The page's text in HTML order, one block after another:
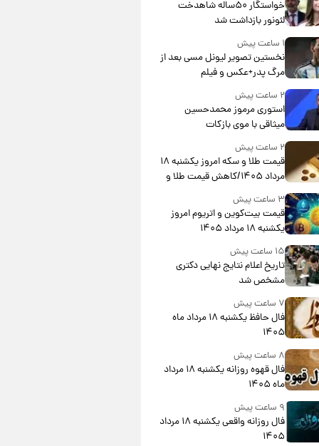
خواستگار ۵۰ساله شاهدخت
لئونور بازداشت شد
۱ ساعت پیش
نخستین تصویر لیونل مسی بعد از
مرگ پدر+عکس و فیلم
۲ ساعت پیش
استوری مرموز محمدحسین
میثاقی با موی بازکات
۲ ساعت پیش
قیمت طلا و سکه امروز یکشنبه ۱۸
مرداد ۱۴۰۵/کاهش قیمت طلا و
۳ ساعت پیش
قیمت بیت‌کوین و اتریوم امروز
یکشنبه ۱۸ مرداد ۱۴۰۵
۱۵ ساعت پیش
تاریخ اعلام نتایج نهایی دکتری
مشخص شد
۷ ساعت پیش
فال حافظ یکشنبه ۱۸ مرداد ماه
۱۴۰۵
۸ ساعت پیش
فال قهوه روزانه یکشنبه ۱۸ مرداد
ماه ۱۴۰۵
۹ ساعت پیش
فال روزانه واقعی یکشنبه ۱۸ مرداد
۱۴۰۵